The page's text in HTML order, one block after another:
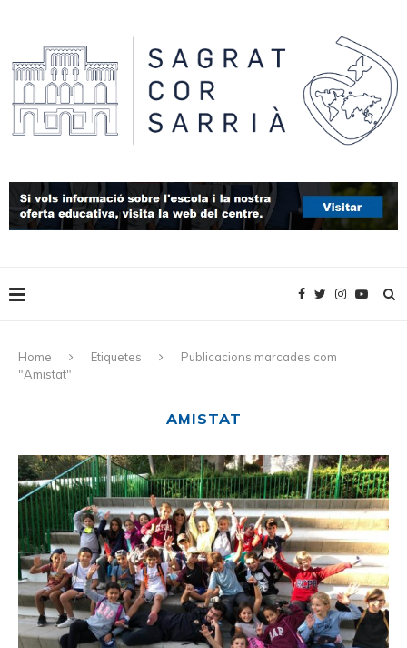
Home Etiquetes
Publicacions marcades com
"Amistat"
AMISTAT